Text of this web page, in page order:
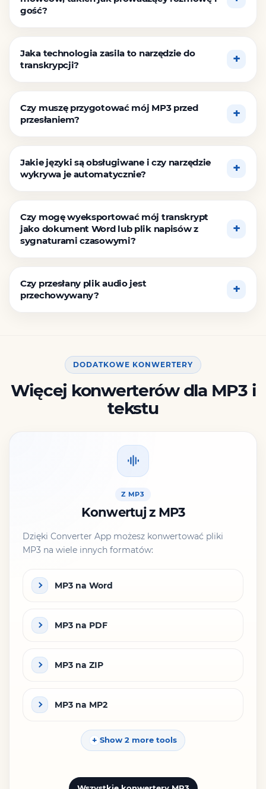
gość?
Jaka technologia zasila to narzędzie do
transkrypcji?
Czy muszę przygotować mój MP3 przed
przesłaniem?
Jakie języki są obsługiwane i czy narzędzie
wykrywa je automatycznie?
Czy mogę wyeksportować mój transkrypt
jako dokument Word lub plik napisów z
sygnaturami czasowymi?
Czy przesłany plik audio jest
przechowywany?
DODATKOWE KONWERTERY
Więcej konwerterów dla MP3 i
tekstu
Z MP3
Konwertuj z MP3
Dzięki Converter App możesz konwertować pliki
MP3 na wiele innych formatów:
MP3 na Word
MP3 na PDF
MP3 na ZIP
MP3 na MP2
Show 2 more tools